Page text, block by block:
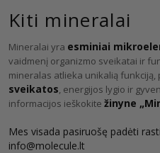
Kiti mineralai
Mineralai yra esminiai
vaidmenį organizmo sveikatai ir
mineralas atlieka unikalią
sveikatos, energijos lygio ir
informacijos ieškokite žinyne
Mes visada pasiruošę padėti
info@molecule.lt